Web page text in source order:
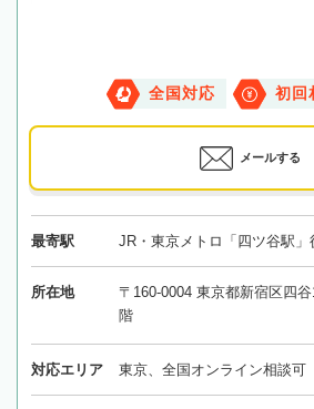
全国対応 初回
メールする
最寄駅 JR・東京メトロ「四ツ谷駅」
所在地
〒160-0004 東京都新宿区四
階
対応エリア 東京、全国オンライン相談可